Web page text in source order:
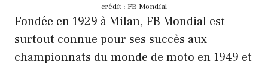
crédit : FB Mondial
Fondée en 1929 à Milan, FB Mondial est
surtout connue pour ses succès aux
championnats du monde de moto en 1949 et